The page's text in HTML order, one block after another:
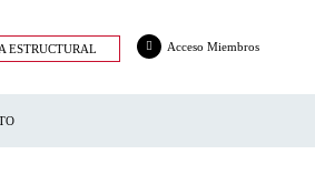
ESTRUCTURAL Acceso Miembros